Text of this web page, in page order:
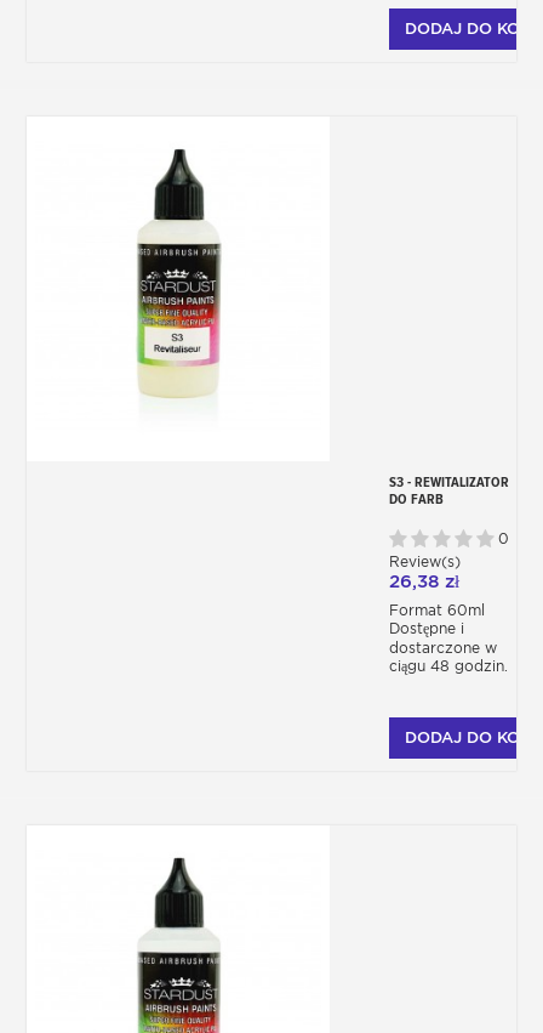
DODAJ DO
S3 - REWITALIZATOR
DO FARB
0
Review(s)
26,38 zł
Format 60ml
Dostępne i
dostarczone w
ciągu 48 godzin.
DODAJ DO